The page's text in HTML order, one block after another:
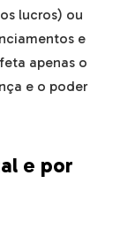
lucros) ou
e
apenas o
e o poder
e por